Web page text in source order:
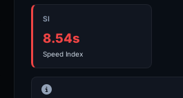
SI
8.54s
Speed Index